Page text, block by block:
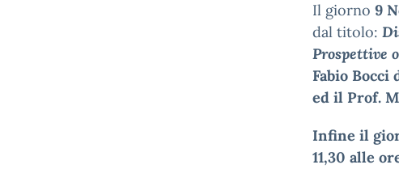
Il giorno 9
dal titolo:
Prospettive
Fabio Bocci
ed il Prof.
Infine il
11,30 alle